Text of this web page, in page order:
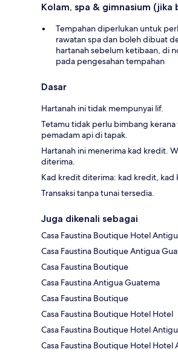
Kolam, spa & gimnasium (jika
Tempahan diperlukan untuk
rawatan spa dan boleh dibuat
hartanah sebelum ketibaan, di
pada pengesahan tempahan
Dasar
Hartanah ini tidak mempunyai lif.
Tetamu tidak perlu bimbang
pemadam api di tapak.
Hartanah ini menerima kad kredit.
diterima.
Kad kredit diterima: kad kredit, kad
Transaksi tanpa tunai tersedia.
Juga dikenali sebagai
Casa Faustina Boutique Hotel
Casa Faustina Boutique Antigua
Casa Faustina Boutique
Casa Faustina Antigua Guatema
Casa Faustina Boutique
Casa Faustina Boutique Hotel Hotel
Casa Faustina Boutique Hotel
Casa Faustina Boutique Hotel Hotel